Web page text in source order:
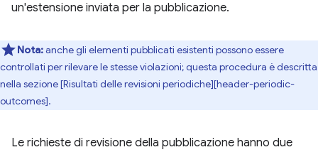
un'estensione inviata per la pubblicazione.
Nota:anche gli elementi pubblicati esistenti possono essere
controllati per rilevare le stesse violazioni; questa procedura è descritta
nella sezione [Risultati delle revisioni periodiche][header-periodic-
outcomes].
Le richieste di revisione della pubblicazione hanno due